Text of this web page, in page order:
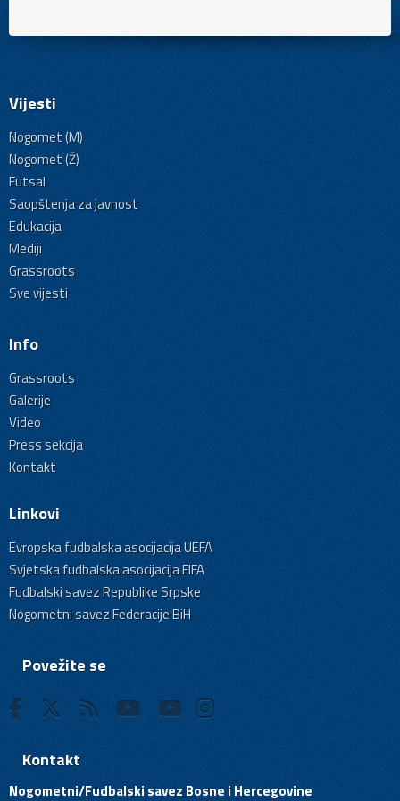
Vijesti
Nogomet (M)
Nogomet (Ž)
Futsal
Saopštenja za javnost
Edukacija
Mediji
Grassroots
Sve vijesti
Info
Grassroots
Galerije
Video
Press sekcija
Kontakt
Linkovi
Evropska fudbalska asocijacija UEFA
Svjetska fudbalska asocijacija FIFA
Fudbalski savez Republike Srpske
Nogometni savez Federacije BiH
Povežite se
Kontakt
Nogometni/Fudbalski savez Bosne i Hercegovine